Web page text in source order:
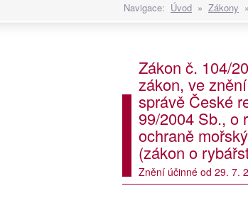
Navigace: Úvod » Zákony »
Zákon č. 104/
zákon, ve
správě České
99/2004 Sb., o
ochraně
(zákon o
Znění účinné od 29. 7.